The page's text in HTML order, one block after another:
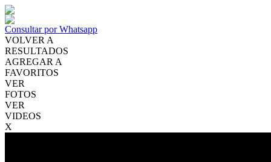
Consultar por Whatsapp
VOLVER A
RESULTADOS
AGREGAR A
FAVORITOS
VER
FOTOS
VER
VIDEOS
X